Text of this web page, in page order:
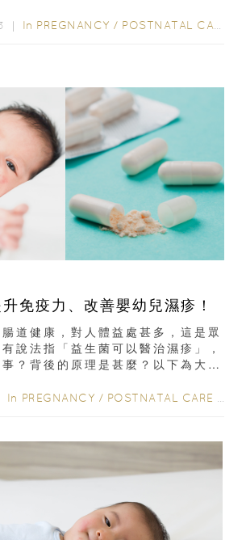
｜ In PREGNANCY / POSTNATAL CARE
免疫力、改善嬰幼兒濕疹！
道健康，對人體益處甚多，這是眾
說法指「益生菌可以醫治濕疹」，
？背後的原理是甚麼？以下為大家
In PREGNANCY / POSTNATAL CARE